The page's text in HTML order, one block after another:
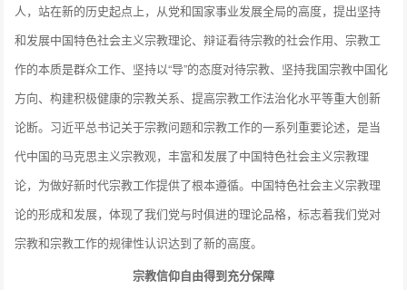
人，站在新的历史起点上，从党和国家事业发展全局的高度，提出坚持
和发展中国特色社会主义宗教理论、辩证看待宗教的社会作用、宗教工
作的本质是群众工作、坚持以“导”的态度对待宗教、坚持我国宗教中国化
方向、构建积极健康的宗教关系、提高宗教工作法治化水平等重大创新
论断。习近平总书记关于宗教问题和宗教工作的一系列重要论述，是当
代中国的马克思主义宗教观，丰富和发展了中国特色社会主义宗教理
论，为做好新时代宗教工作提供了根本遵循。中国特色社会主义宗教理
论的形成和发展，体现了我们党与时俱进的理论品格，标志着我们党对
宗教和宗教工作的规律性认识达到了新的高度。
宗教信仰自由得到充分保障